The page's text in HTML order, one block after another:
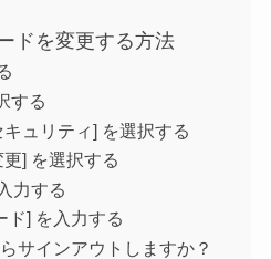
ドを変更する方法
する
ュリティ] を選択する
] を選択する
力する
ド] を入力する
サインアウトしますか？